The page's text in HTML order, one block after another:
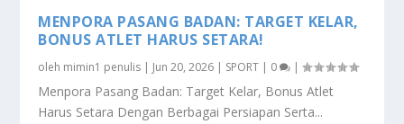
MENPORA PASANG BADAN: TARGET KELAR,
BONUS ATLET HARUS SETARA!
oleh mimin1 penulis | Jun 20, 2026 | SPORT | 0 |
Menpora Pasang Badan: Target Kelar, Bonus Atlet
Harus Setara Dengan Berbagai Persiapan Serta...